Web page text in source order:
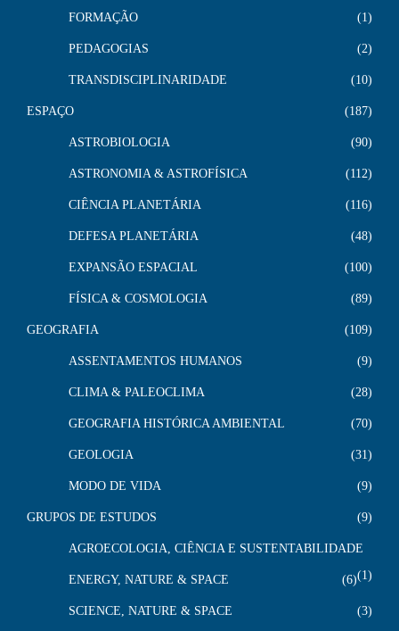
FORMAÇÃO 1
PEDAGOGIAS 2
TRANSDISCIPLINARIDADE 10
ESPAÇO 187
ASTROBIOLOGIA 90
ASTRONOMIA & ASTROFÍSICA 112
CIÊNCIA PLANETÁRIA 116
DEFESA PLANETÁRIA 48
EXPANSÃO ESPACIAL 100
FÍSICA & COSMOLOGIA 89
GEOGRAFIA 109
ASSENTAMENTOS HUMANOS 9
CLIMA & PALEOCLIMA 28
GEOGRAFIA HISTÓRICA AMBIENTAL 70
GEOLOGIA 31
MODO DE VIDA 9
GRUPOS DE ESTUDOS 9
AGROECOLOGIA, CIÊNCIA E SUSTENTABILIDADE
1
ENERGY, NATURE & SPACE 6
SCIENCE, NATURE & SPACE 3